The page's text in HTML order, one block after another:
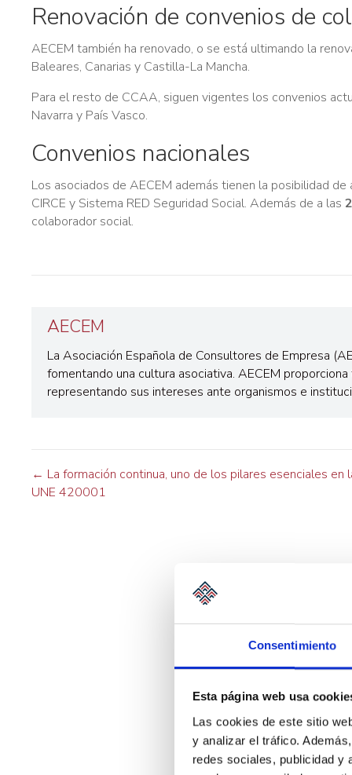
Consentimiento
Esta página web usa
Las cookies de este sitio
y analizar el tráfico.
redes sociales, publicidad y
Renovación de convenios de
AECEM también ha renovado, o se está ultimando la
Baleares, Canarias y Castilla-La Mancha.
Para el resto de CCAA, siguen vigentes los convenios
Navarra y País Vasco.
Convenios nacionales
Los asociados de AECEM además tienen la posibilidad de
CIRCE y Sistema RED Seguridad Social. Además de a las
colaborador social.
AECEM
La Asociación Española de Consultores de Empresa
fomentando una cultura asociativa. AECEM
representando sus intereses ante organismos e
N
← La formación continua, uno de los pilares esenciales en
UNE 420001